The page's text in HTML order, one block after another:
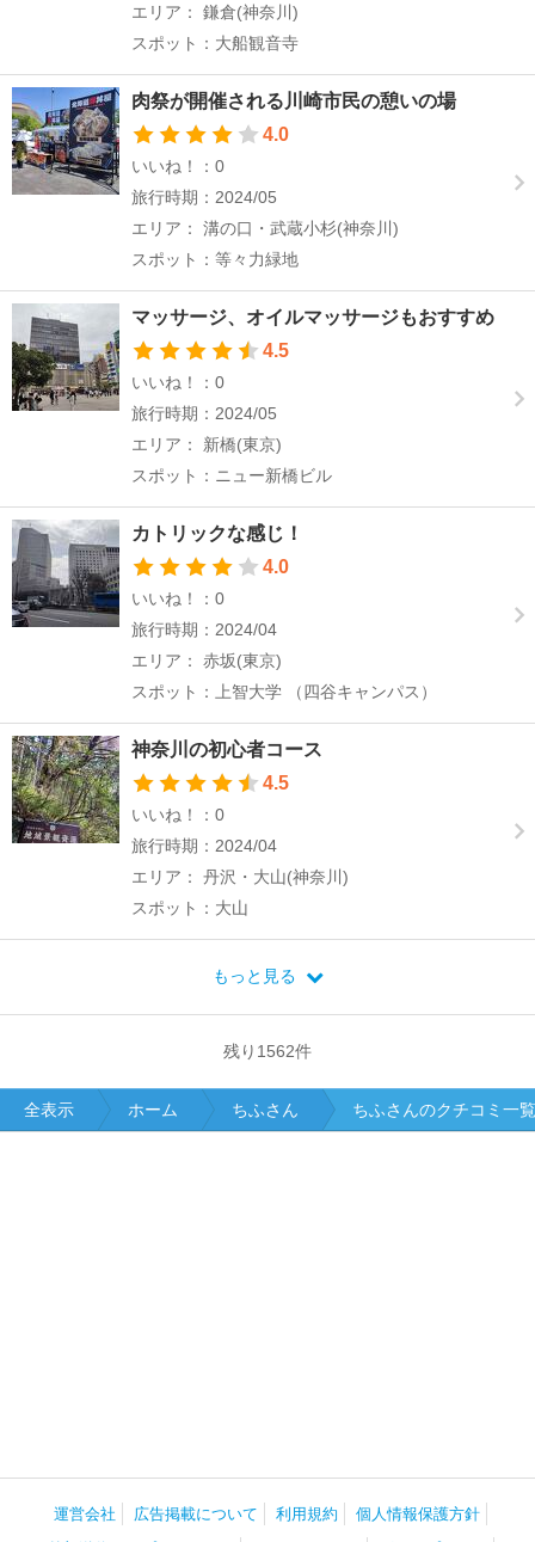
エリア： 鎌倉(神奈川)
スポット：大船観音寺
肉祭が開催される川崎市民の憩いの場
4.0
いいね！：0
旅行時期：2024/05
エリア： 溝の口・武蔵小杉(神奈川)
スポット：等々力緑地
マッサージ、オイルマッサージもおすすめ
4.5
いいね！：0
旅行時期：2024/05
エリア： 新橋(東京)
スポット：ニュー新橋ビル
カトリックな感じ！
4.0
いいね！：0
旅行時期：2024/04
エリア： 赤坂(東京)
スポット：上智大学 （四谷キャンパス）
神奈川の初心者コース
4.5
いいね！：0
旅行時期：2024/04
エリア： 丹沢・大山(神奈川)
スポット：大山
もっと見る
残り 1562件
全表示 ホーム ちふさん ちふさんのクチコミ一覧
運営会社 広告掲載について 利用規約
個人情報保護方針